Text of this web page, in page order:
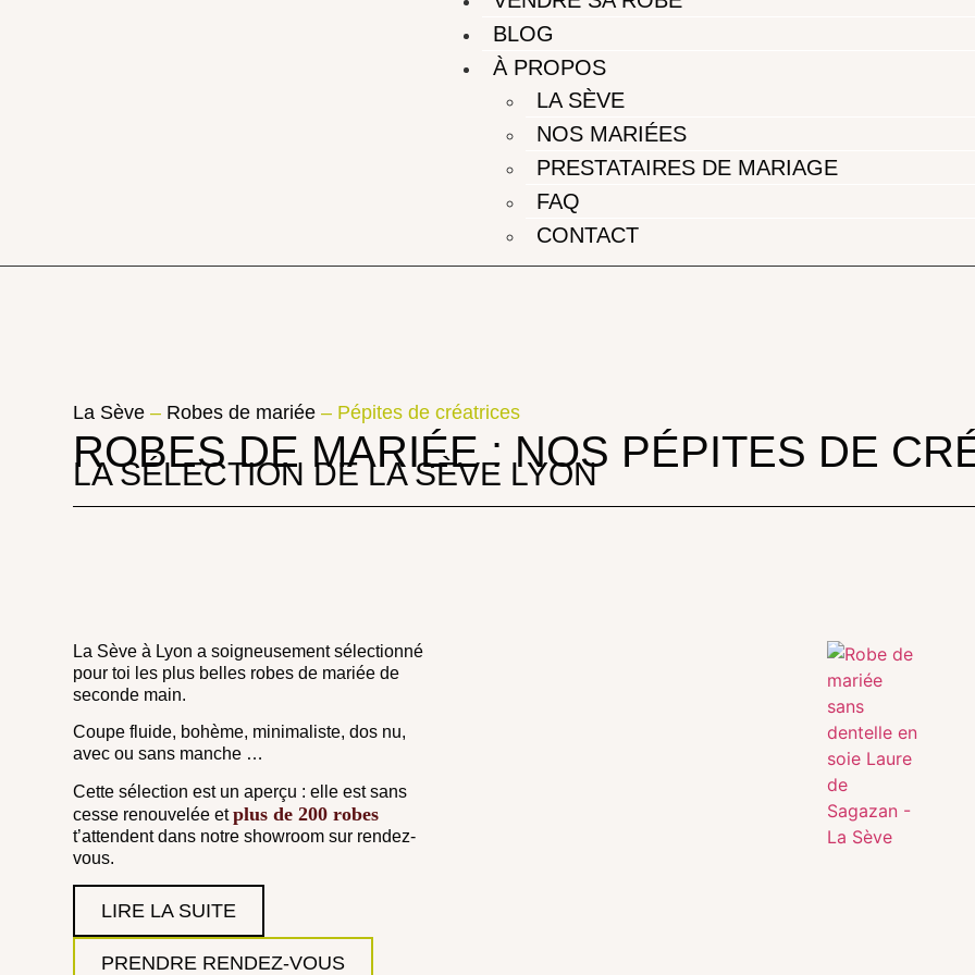
BLOG
À PROPOS
LA SÈVE
NOS MARIÉES
PRESTATAIRES DE MARIAGE
FAQ
CONTACT
La Sève – Robes de mariée – Pépites de créatrices
ROBES DE MARIÉE : NOS PÉPITES DE
LA SÉLECTION DE LA SÈVE LYON
La Sève à Lyon a soigneusement sélectionné
pour toi les plus belles robes de mariée de
seconde main.
Coupe fluide, bohème, minimaliste, dos nu,
avec ou sans manche …
Cette sélection est un aperçu : elle est sans
cesse renouvelée et plus de 200 robes
t’attendent dans notre showroom sur rendez-
vous.
LIRE LA SUITE
PRENDRE RENDEZ-VOUS